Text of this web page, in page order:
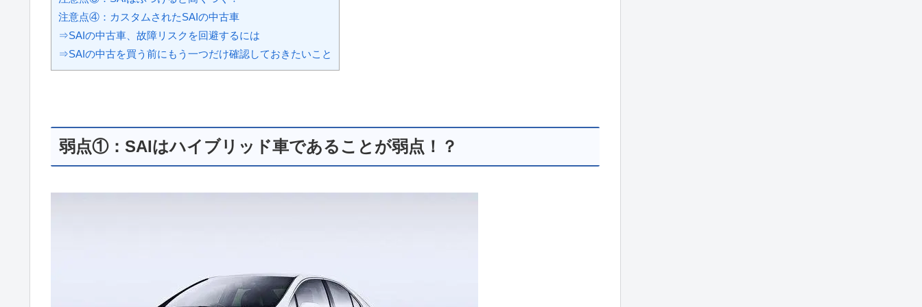
⇒SAIの中古車、故障リスクを回避するには
⇒SAIの中古を買う前にもう一つだけ確認しておきたいこと
弱点①：SAIはハイブリッド車であることが弱点！？